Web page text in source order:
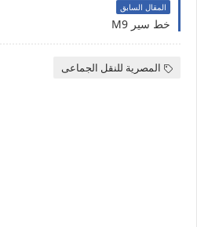
المقال السابق
خط سير M9
المصرية للنقل الجماعى